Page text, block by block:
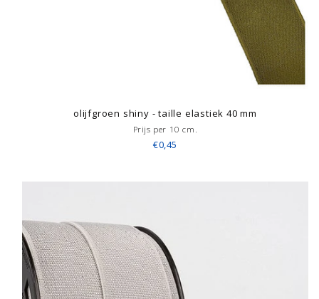
olijfgroen shiny - taille elastiek 40 mm
Prijs per 10 cm.
€0,45